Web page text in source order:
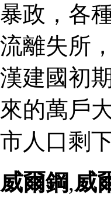
暴政，各
流離失所
漢建國初
來的萬戶
市人口剩
威爾鋼,威